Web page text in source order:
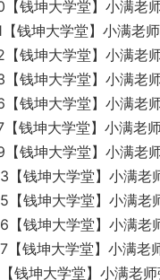
【钱坤大学堂】小满老
【钱坤大学堂】小满老
【钱坤大学堂】小满老
【钱坤大学堂】小满老
【钱坤大学堂】小满老
【钱坤大学堂】小满老
【钱坤大学堂】小满老
【钱坤大学堂】小满
【钱坤大学堂】小满
【钱坤大学堂】小满
【钱坤大学堂】小满
钱坤大学堂】小满老